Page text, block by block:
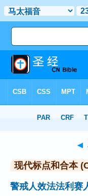
> 马太福音 23
◄
现代标点和合本
警戒人效法法利赛